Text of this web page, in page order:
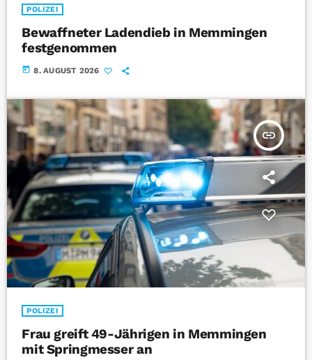
POLIZEI
Bewaffneter Ladendieb in Memmingen
festgenommen
today 8. AUGUST 2026
insert_link
POLIZEI
Frau greift 49-Jährigen in Memmingen
mit Springmesser an